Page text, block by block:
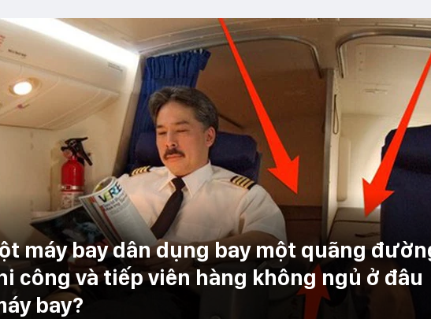
máy bay dân dụng bay một quãng
công và tiếp viên hàng không ngủ ở đâu
bay?